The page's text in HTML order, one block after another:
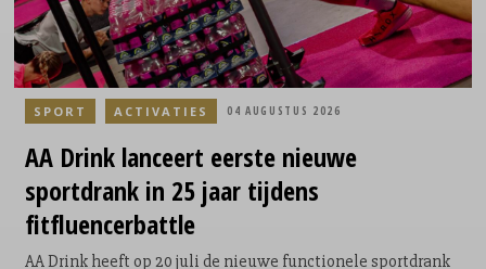
AA Drink lanceert eerste nieuwe
sportdrank in 25 jaar tijdens
fitfluencerbattle
AA Drink heeft op 20 juli de nieuwe functionele sportdrank
SPORT ACTIVATIES 04 AUGUSTUS 2026